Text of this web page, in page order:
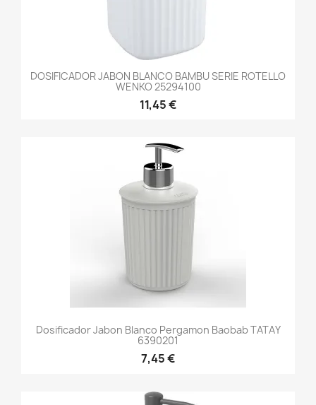
DOSIFICADOR JABON BLANCO BAMBU SERIE ROTELLO
WENKO 25294100
11,45 €
Dosificador Jabon Blanco Pergamon Baobab TATAY
6390201
7,45 €